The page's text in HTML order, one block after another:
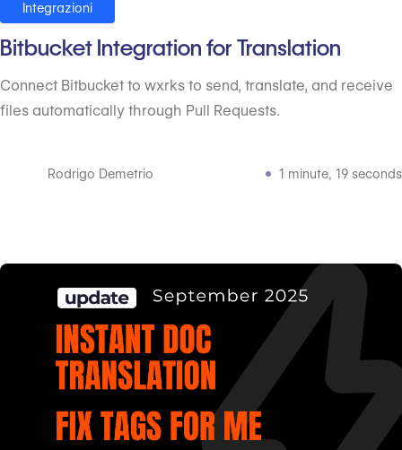
Integrazioni
Bitbucket Integration for Translation
Connect Bitbucket to wxrks to send, translate, and receive
files automatically through Pull Requests.
Rodrigo Demetrio 1 minute, 19 seconds